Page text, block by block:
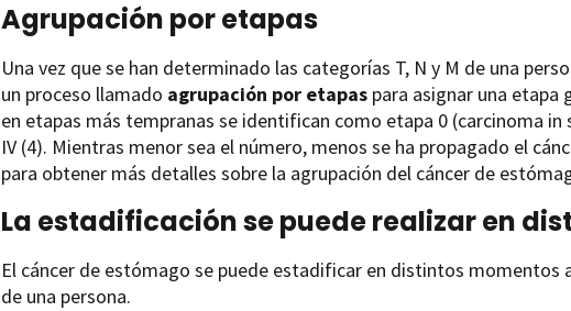
Agrupación por etapas
Una vez que se han determinado las categorías T, N y M de una
un proceso llamado agrupación por etapas para asignar una etapa
en etapas más tempranas se identifican como etapa 0 (carcinoma in
IV (4). Mientras menor sea el número, menos se ha propagado el
para obtener más detalles sobre la agrupación del cáncer de
La estadificación se puede realizar en
El cáncer de estómago se puede estadificar en distintos
de una persona.